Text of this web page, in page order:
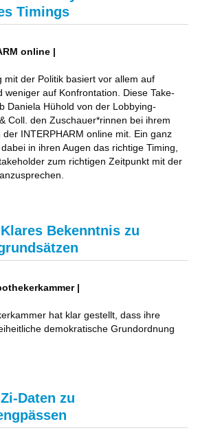
Timings
online |
mit der Politik basiert vor allem auf
weniger auf Konfrontation. Diese Take-
Daniela Hühold von der Lobbying-
Coll. den Zuschauer*rinnen bei ihrem
INTERPHARM online mit. Ein ganz
in ihren Augen das richtige Timing,
zum richtigen Zeitpunkt mit der
Bekenntnis zu
|
hat klar gestellt, dass ihre
demokratische Grundordnung
Daten zu